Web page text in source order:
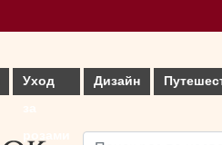
Уход
Дизайн